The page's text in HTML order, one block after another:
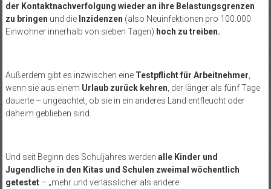
der Kontaktnachverfolgung wieder an ihre Belastungsgrenzen
zu bringen und die Inzidenzen (also Neuinfektionen pro 100.000
Einwohner innerhalb von sieben Tagen) hoch zu treiben.
Außerdem gibt es inzwischen eine Testpflicht für Arbeitnehmer
wenn sie aus einem Urlaub zurück kehren , der länger als fünf Tage
dauerte – ungeachtet, ob sie in ein anderes Land entfleucht oder
daheim geblieben sind.
Und seit Beginn des Schuljahres werden alle Kinder und
Jugendliche in den Kitas und Schulen zweimal wöchentlich
getestet– „mehr und verlässlicher als andere